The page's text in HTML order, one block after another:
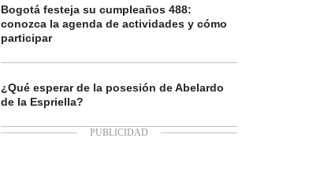
Bogotá festeja su cumpleaños 488:
conozca la agenda de actividades y cómo
participar
¿Qué esperar de la posesión de Abelardo
de la Espriella?